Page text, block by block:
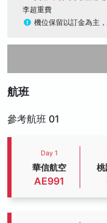
李超重費
機位保留以訂金為主
航班
參考航班 01
Day 1
華信航空
AE991
桃